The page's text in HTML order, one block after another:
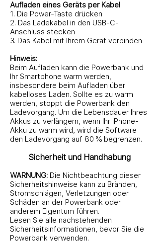
Aufladen eines Geräts per Kabel
1. Die Power-Taste drücken
2. Das Ladekabel in den USB-C-
Anschluss stecken
3. Das Kabel mit Ihrem Gerät verbinden
Hinweis:
Beim Aufladen kann die Powerbank und
Ihr Smartphone warm werden,
insbesondere beim Aufladen über
kabelloses Laden. Sollte es zu warm
werden, stoppt die Powerbank den
Ladevorgang. Um die Lebensdauer Ihres
Akkus zu verlängern, wenn Ihr iPhone-
Akku zu warm wird, wird die Software
den Ladevorgang auf 80 % begrenzen.
Sicherheit und Handhabung
WARNUNG: Die Nichtbeachtung dieser
Sicherheitshinweise kann zu Bränden,
Stromschlägen, Verletzungen oder
Schäden an der Powerbank oder
anderem Eigentum führen.
Lesen Sie alle nachstehenden
Sicherheitsinformationen, bevor Sie die
Powerbank verwenden.